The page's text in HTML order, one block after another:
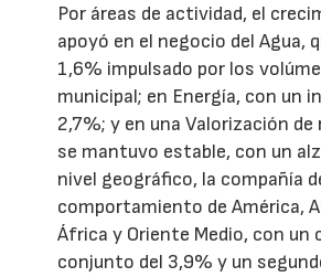
Por áreas de actividad, el
apoyó en el negocio del Agua,
1,6% impulsado por los
municipal; en Energía, con un
2,7%; y en una Valorización de
se mantuvo estable, con un
nivel geográfico, la compañía
comportamiento de América,
África y Oriente Medio, con un
conjunto del 3,9% y un